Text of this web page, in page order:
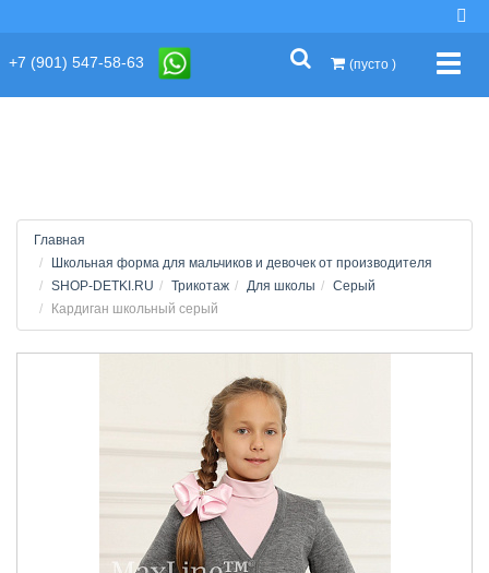
+7 (901) 547-58-63 (пусто )
Главная
Школьная форма для мальчиков и девочек от производителя
SHOP-DETKI.RU
Трикотаж Для школы
Серый
Кардиган школьный серый